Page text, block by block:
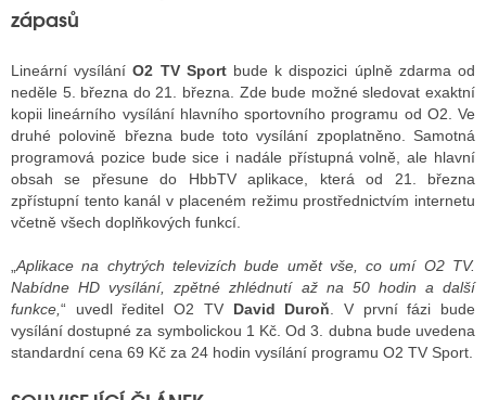
RÁDIA
STRÁNKY RÁDIÍ
STRÁNKY TV
TISK
zápasů
Lineární vysíláníO2 TV Sportbude k dispozici úplně zdarma od
neděle 5. března do 21. března. Zde bude možné sledovat exaktní
kopii lineárního vysílání hlavního sportovního programu od O2. Ve
druhé polovině března bude toto vysílání zpoplatněno. Samotná
programová pozice bude sice i nadále přístupná volně, ale hlavní
obsah se přesune do HbbTV aplikace, která od 21. března
zpřístupní tento kanál v placeném režimu prostřednictvím internetu
včetně všech doplňkových funkcí.
Aplikace na chytrých televizích bude umět vše, co umí O2 TV.
Nabídne HD vysílání, zpětné zhlédnutí až na 50 hodin a další
funkce, “ uvedl ředitel O2 TV David Duroň . V první fázi bude
vysílání dostupné za symbolickou 1 Kč. Od 3. dubna bude uvedena
standardní cena 69 Kč za 24 hodin vysílání programu O2 TV Sport.